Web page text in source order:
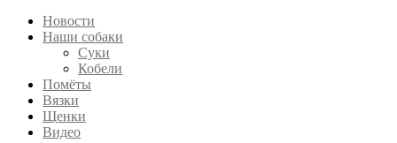
Новости
Наши собаки
Суки
Кобели
Помёты
Вязки
Щенки
Видео